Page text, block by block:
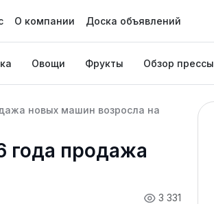
О компании Доска объявлений
Овощи Фрукты Обзор прессы
новых машин возросла на
года продажа
3 331